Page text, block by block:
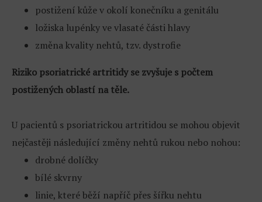
postižení kůže v okolí konečníku a genitálu
ložiska lupénky ve vlasaté části hlavy
změna kvality nehtů, tzv. dystrofie
Riziko psoriatrické artritidy se zvyšuje s počtem
postižených oblastí na těle.
U pacientů s psoriatrickou artritidou se mohou objevit
nejčastěji následující změny nehtů rukou nebo nohou:
drobné dolíčky
bílé skvrny
linie, které běží napříč přes šířku nehtu